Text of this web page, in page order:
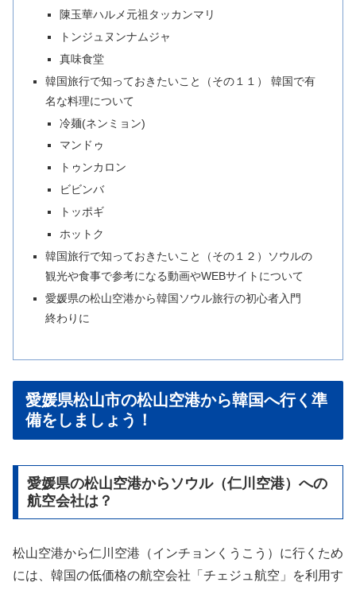
陳玉華ハルメ元祖タッカンマリ
トンジュヌンナムジャ
真味食堂
韓国旅行で知っておきたいこと（その１１） 韓国で有
名な料理について
冷麺(ネンミョン)
マンドゥ
トゥンカロン
ビビンバ
トッポギ
ホットク
韓国旅行で知っておきたいこと（その１２）ソウルの
観光や食事で参考になる動画やWEBサイトについて
愛媛県の松山空港から韓国ソウル旅行の初心者入門
終わりに
愛媛県松山市の松山空港から韓国へ行く準
備をしましょう！
愛媛県の松山空港からソウル（仁川空港）への
航空会社は？
松山空港から仁川空港（インチョンくうこう）に行くため
には、韓国の低価格の航空会社「チェジュ航空」を利用す